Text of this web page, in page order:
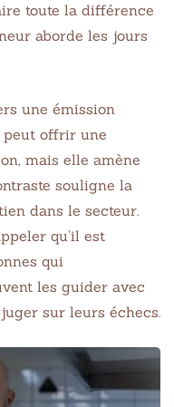
toute la différence
aborde les jours
une émission
peut offrir une
mais elle amène
souligne la
dans le secteur.
qu’il est
qui
les guider avec
sur leurs échecs.